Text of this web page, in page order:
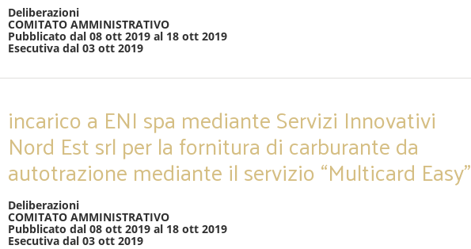
Deliberazioni
COMITATO AMMINISTRATIVO
Pubblicato dal 08 ott 2019 al 18 ott 2019
Esecutiva dal 03 ott 2019
incarico a ENI spa mediante Servizi Innovativi
Nord Est srl per la fornitura di carburante da
autotrazione mediante il servizio “Multicard Easy”
Deliberazioni
COMITATO AMMINISTRATIVO
Pubblicato dal 08 ott 2019 al 18 ott 2019
Esecutiva dal 03 ott 2019